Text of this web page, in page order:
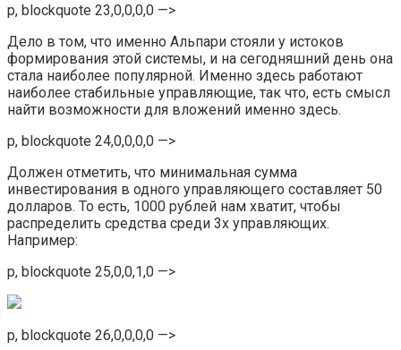
p, blockquote 23,0,0,0,0 —>
Дело в том, что именно Альпари стояли у истоков
формирования этой системы, и на сегодняшний день она
стала наиболее популярной. Именно здесь работают
наиболее стабильные управляющие, так что, есть смысл
найти возможности для вложений именно здесь.
p, blockquote 24,0,0,0,0 —>
Должен отметить, что минимальная сумма
инвестирования в одного управляющего составляет 50
долларов. То есть, 1000 рублей нам хватит, чтобы
распределить средства среди 3х управляющих.
Например:
p, blockquote 25,0,0,1,0 —>
p, blockquote 26,0,0,0,0 —>